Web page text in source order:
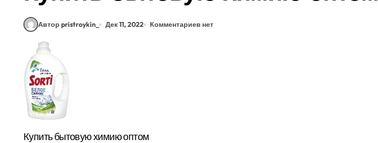
Автор pristroykin_ Дек 11, 2022 Комментариев нет
Купить бытовую химию оптом